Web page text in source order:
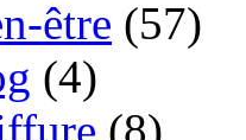
être (57)
(4)
(8)